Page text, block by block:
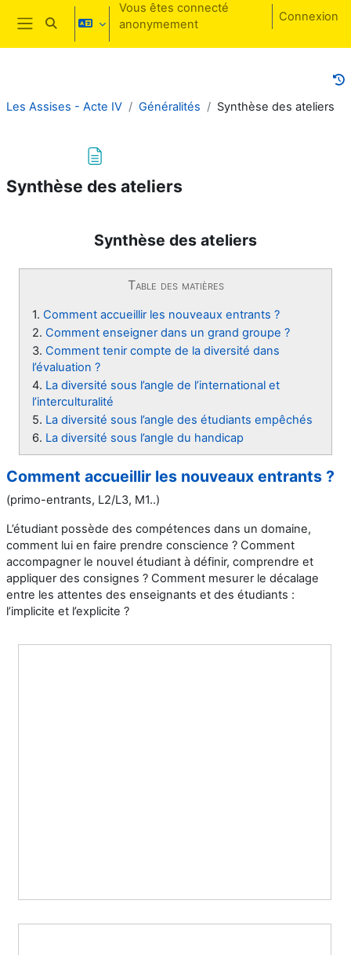
Passer au contenu principal
Panneau latéral
Activer/désactiver la saisie de recherche
Vous êtes connecté
anonymement
Connexion
Les Assises - Acte IV Généralités Synthèse des ateliers
Synthèse des ateliers
Synthèse des ateliers
Table des matières
1. Comment accueillir les nouveaux entrants ?
2. Comment enseigner dans un grand groupe ?
3. Comment tenir compte de la diversité dans
l’évaluation ?
4. La diversité sous l’angle de l’international et
l’interculturalité
5. La diversité sous l’angle des étudiants empêchés
6. La diversité sous l’angle du handicap
Comment accueillir les nouveaux entrants ?
(primo-entrants, L2/L3, M1..)
L’étudiant possède des compétences dans un domaine,
comment lui en faire prendre conscience ? Comment
accompagner le nouvel étudiant à définir, comprendre et
appliquer des consignes ? Comment mesurer le décalage
entre les attentes des enseignants et des étudiants :
l’implicite et l’explicite ?